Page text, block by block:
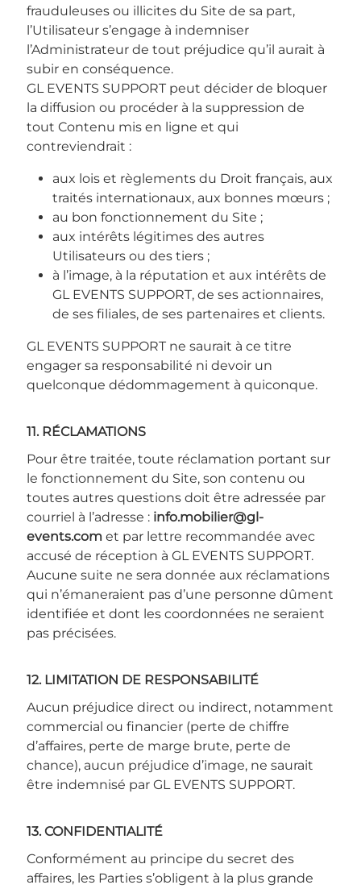
frauduleuses ou illicites du Site de sa part,
l’Utilisateur s’engage à indemniser
l’Administrateur de tout préjudice qu’il aurait à
subir en conséquence.
GL EVENTS SUPPORT peut décider de bloquer
la diffusion ou procéder à la suppression de
tout Contenu mis en ligne et qui
contreviendrait :
aux lois et règlements du Droit français, aux
traités internationaux, aux bonnes mœurs ;
au bon fonctionnement du Site ;
aux intérêts légitimes des autres
Utilisateurs ou des tiers ;
à l’image, à la réputation et aux intérêts de
GL EVENTS SUPPORT, de ses actionnaires,
de ses filiales, de ses partenaires et clients.
GL EVENTS SUPPORT ne saurait à ce titre
engager sa responsabilité ni devoir un
quelconque dédommagement à quiconque.
11. RÉCLAMATIONS
Pour être traitée, toute réclamation portant sur
le fonctionnement du Site, son contenu ou
toutes autres questions doit être adressée par
courriel à l’adresse : info.mobilier@gl-
events.comet par lettre recommandée avec
accusé de réception à GL EVENTS SUPPORT.
Aucune suite ne sera donnée aux réclamations
qui n’émaneraient pas d’une personne dûment
identifiée et dont les coordonnées ne seraient
pas précisées.
12. LIMITATION DE RESPONSABILITÉ
Aucun préjudice direct ou indirect, notamment
commercial ou financier (perte de chiffre
d’affaires, perte de marge brute, perte de
chance), aucun préjudice d’image, ne saurait
être indemnisé par GL EVENTS SUPPORT.
13. CONFIDENTIALITÉ
Conformément au principe du secret des
affaires, les Parties s’obligent à la plus grande